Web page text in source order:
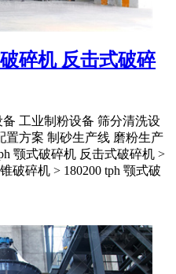
碎机 反击式破碎
工业制粉设备 筛分清洗设
置方案 制砂生产线 磨粉生产
颚式破碎机 反击式破碎机 >
破碎机 > 180200 tph 颚式破